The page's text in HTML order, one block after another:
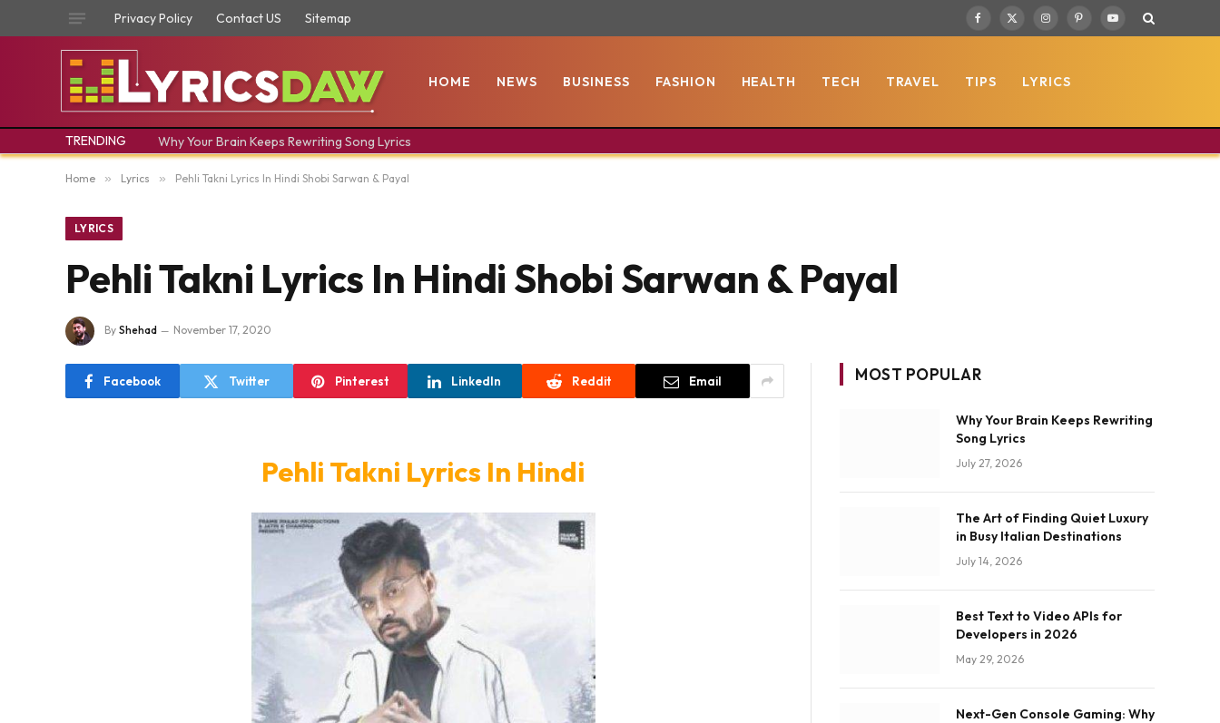
Privacy Policy Contact US Sitemap Facebook
X
InstagramPinterestYouTube
HOME NEWS BUSINESS FASHION HEALTH TECH TRAVEL TIPS LYRICS
TRENDING Why Your Brain Keeps Rewriting Song Lyrics
Home » Lyrics » Pehli Takni Lyrics In Hindi Shobi Sarwan & Payal
LYRICS
Pehli Takni Lyrics In Hindi Shobi Sarwan & Payal
By Shehad November 17, 2020
Facebook Twitter Pinterest LinkedIn Reddit Email
Pehli Takni Lyrics In Hindi
MOST POPULAR
Why Your Brain Keeps Rewriting
Song Lyrics
July 27, 2026
The Art of Finding Quiet Luxury
in Busy Italian Destinations
July 14, 2026
Best Text to Video APIs for
Developers in 2026
May 29, 2026
Next-Gen Console Gaming: Why